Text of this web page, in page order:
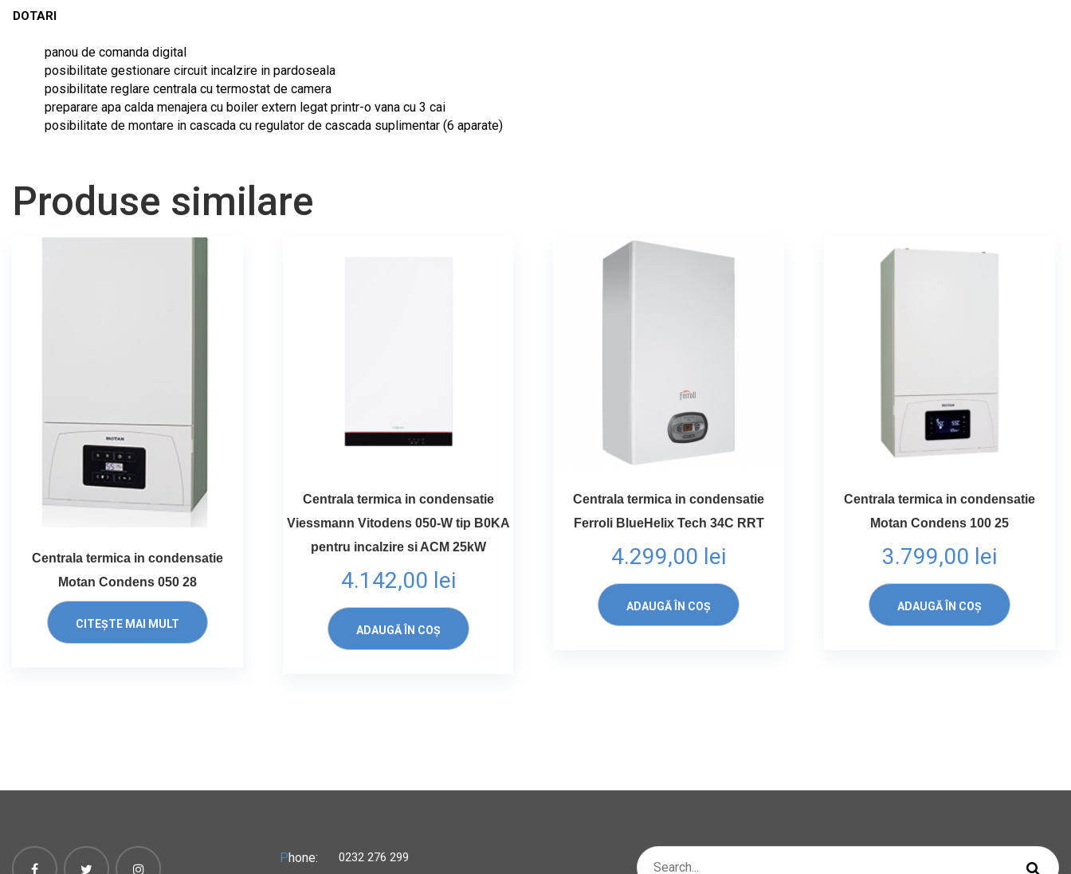
DOTARI
panou de comanda digital
posibilitate gestionare circuit incalzire in pardoseala
posibilitate reglare centrala cu termostat de camera
preparare apa calda menajera cu boiler extern legat printr-o vana cu 3 cai
posibilitate de montare in cascada cu regulator de cascada suplimentar (6 aparate)
Produse similare
Centrala termica in condensatie
Motan Condens 050 28
CITEȘTE MAI MULT
Centrala termica in condensatie
Viessmann Vitodens 050-W tip B0KA
pentru incalzire si ACM 25kW
4.142,00 lei
ADAUGĂ ÎN COȘ
Centrala termica in condensatie
Ferroli BlueHelix Tech 34C RRT
4.299,00 lei
ADAUGĂ ÎN COȘ
Centrala termica in condensatie
Motan Condens 100 25
3.799,00 lei
ADAUGĂ ÎN COȘ
Phone: 0232 276 299